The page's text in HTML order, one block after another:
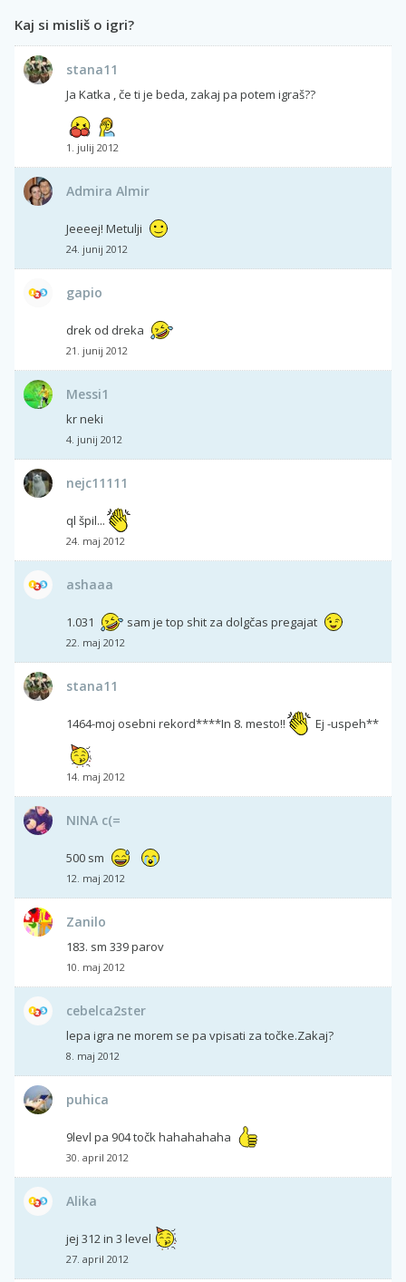
Kaj si misliš o igri?
stana11
Ja Katka , če ti je beda, zakaj pa potem igraš??
1. julij 2012
Admira Almir
Jeeeej! Metulji
24. junij 2012
gapio
drek od dreka
21. junij 2012
Messi1
kr neki
4. junij 2012
nejc11111
ql špil...
24. maj 2012
ashaaa
1.031 sam je top shit za dolgčas pregajat
22. maj 2012
stana11
1464-moj osebni rekord****In 8. mesto!! Ej -uspeh**
14. maj 2012
NINA c(=
500 sm
12. maj 2012
Zanilo
183. sm 339 parov
10. maj 2012
cebelca2ster
lepa igra ne morem se pa vpisati za točke.Zakaj?
8. maj 2012
puhica
9levl pa 904 točk hahahahaha
30. april 2012
Alika
jej 312 in 3 level
27. april 2012